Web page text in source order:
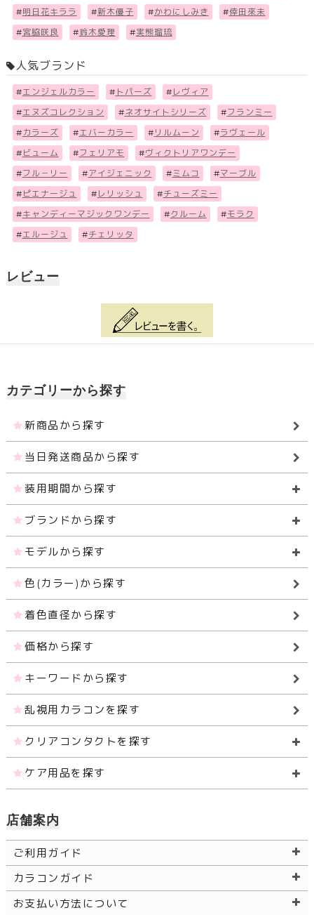
#明日花キララ #新木優子 #かわにしみき #倖田來未
#宮脇咲良 #鈴木愛理 #実熊瑠琉
人気ブランド
#エンジェルカラー # トパーズ # レヴィア
#エヌズコレクション #ネオサイトシリーズ #フランミー
# カラーズ #エバーカラー # リルムーン #ラヴェール
# ビューム #フェリアモ #ヴィクトリアワンデー
#フル－リー #アイジェニック #ミムコ #マーブル
# ピエナージュ # レリッシュ #チューズミー
#キャンディーマジックワンデー #クルーム #モラク
#エルージュ #チェリッタ
レビュー
カテゴリーから探す
新商品から探す
当日発送商品から探す
装用期間から探す
ブランドから探す
モデルから探す
色(カラー)から探す
着色直径から探す
価格から探す
キーワードから探す
乱視用カラコンを探す
クリアコンタクトを探す
ケア用品を探す
店舗案内
ご利用ガイド
カラコンガイド
お支払い方法について